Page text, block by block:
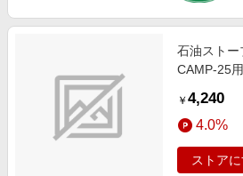
旅行・レジャー・ホテル予約
金融・マネー・保険
デジタルコンテンツ
ビジネス・その他サービス
Samsung ボーナスキャンペーン
週末の高還元 夏の長期版
石油ストー
CAMP-25用
￥ 4,240
4.0%
ストア